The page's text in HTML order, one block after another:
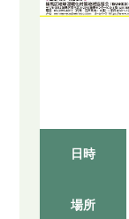
日時
場所